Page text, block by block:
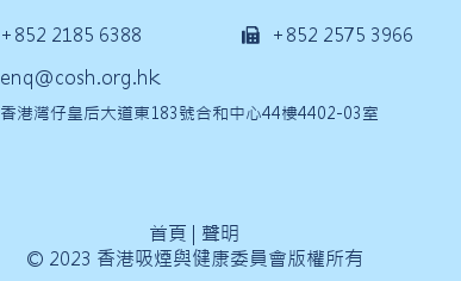
+852 2185 6388
+852 2575 3966
enq@cosh.org.hk
香港灣仔皇后大道東183號合和中心44樓4402-03室
首頁
聲明
© 2023 香港吸煙與健康委員會版權所有